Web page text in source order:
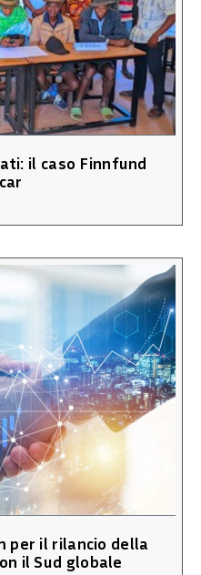
il caso Finnfund
per il rilancio della
il Sud globale